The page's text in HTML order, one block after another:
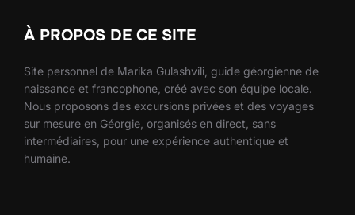
À PROPOS DE CE SITE
Site personnel de Marika Gulashvili, guide géorgienne de
naissance et francophone, créé avec son équipe locale.
Nous proposons des excursions privées et des voyages
sur mesure en Géorgie, organisés en direct, sans
intermédiaires, pour une expérience authentique et
humaine.